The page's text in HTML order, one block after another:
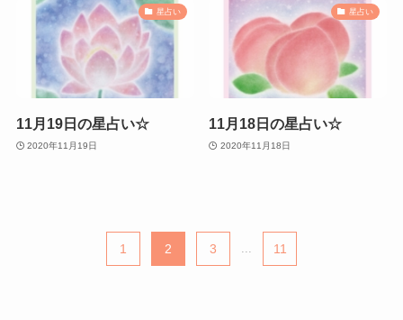
星占い
11月19日の星占い☆
2020年11月19日
星占い
11月18日の星占い☆
2020年11月18日
1 2 3 11